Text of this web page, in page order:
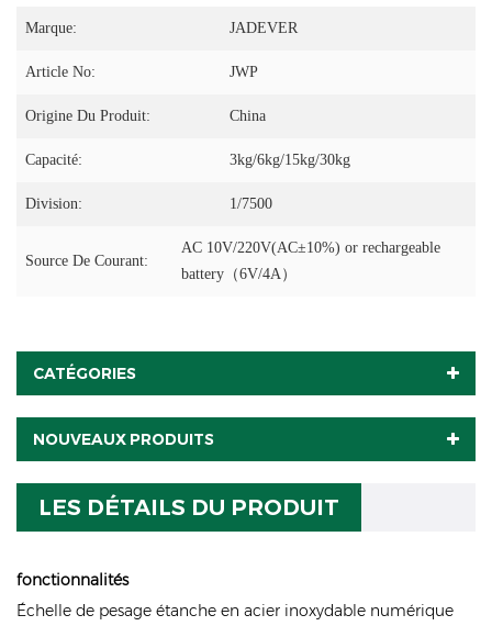
Marque: JADEVER
Article No: JWP
Origine Du Produit: China
Capacité: 3kg/6kg/15kg/30kg
Division: 1/7500
Source De Courant:
AC 10V/220V(AC±10%) or rechargeable
battery（6V/4A）
CATÉGORIES
NOUVEAUX PRODUITS
LES DÉTAILS DU PRODUIT
fonctionnalités
Échelle de pesage étanche en acier inoxydable numérique